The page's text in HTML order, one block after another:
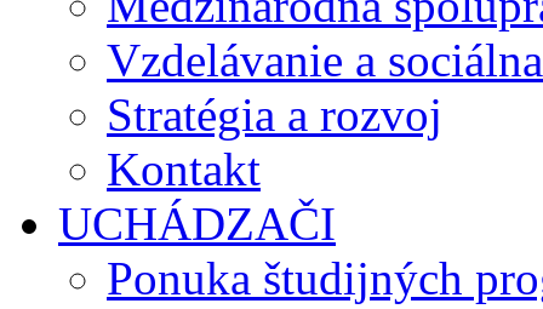
Vzdelávanie a
Stratégia a rozvoj
Kontakt
UCHÁDZAČI
Ponuka študijných